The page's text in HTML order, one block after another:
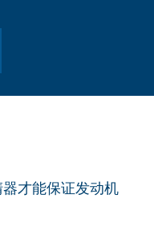
才能保证发动机